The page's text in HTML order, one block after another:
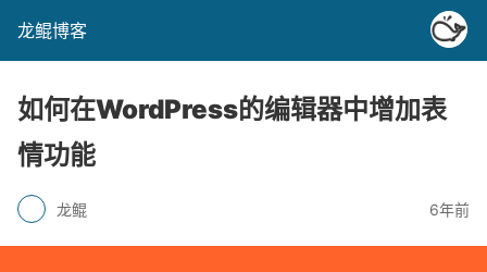
龙鲲博客
如何在WordPress的编辑器中增加表
情功能
龙鲲 6年前